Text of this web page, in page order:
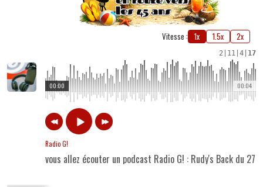
Vitesse : 1x 1.5x 2x
2 11 4 17
00:04
00:00
Radio G!
vous allez écouter un podcast Radio G! : Rudy's Back du 27